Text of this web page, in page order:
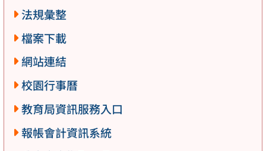
法規彙整
檔案下載
網站連結
校園行事曆
教育局資訊服務入口
報帳會計資訊系統